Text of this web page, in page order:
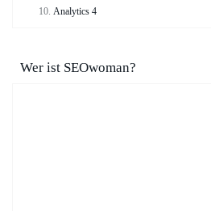
Analytics 4
Wer ist SEOwoman?